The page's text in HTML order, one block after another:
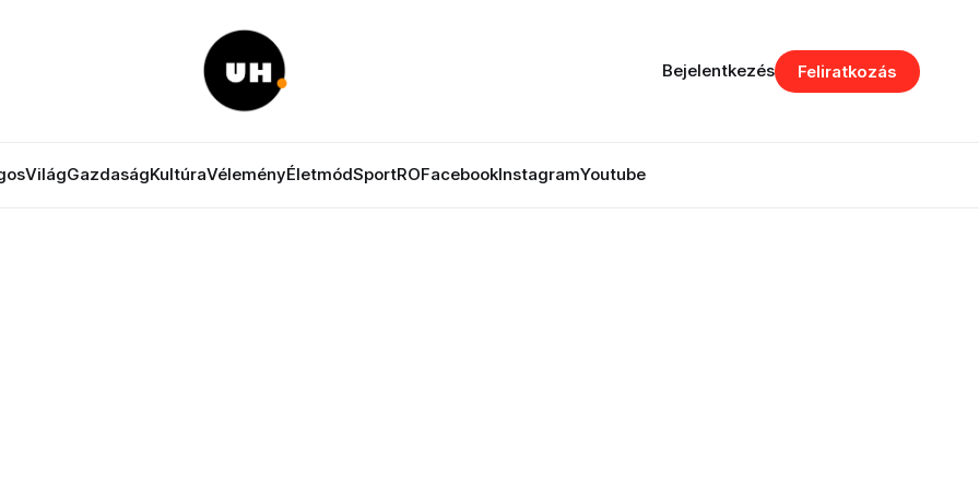
VilágGazdaságKultúraVéleményÉletmódSportROFacebookInstagramYoutube
Bejelentkezés Feliratkozás